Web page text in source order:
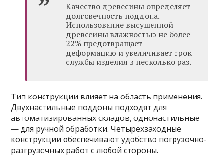
Качество древесины определяет
долговечность поддона.
Использование высушенной
древесины влажностью не более
22% предотвращает
деформацию и увеличивает срок
службы изделия в несколько раз.
Тип конструкции влияет на область применения.
Двухнастильные поддоны подходят для
автоматизированных складов, однонастильные
— для ручной обработки. Четырехзаходные
конструкции обеспечивают удобство погрузочно-
разгрузочных работ с любой стороны.